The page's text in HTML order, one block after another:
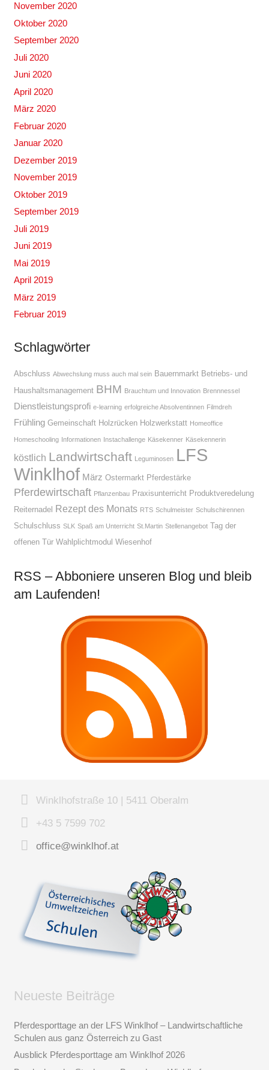
November 2020
Oktober 2020
September 2020
Juli 2020
Juni 2020
April 2020
März 2020
Februar 2020
Januar 2020
Dezember 2019
November 2019
Oktober 2019
September 2019
Juli 2019
Juni 2019
Mai 2019
April 2019
März 2019
Februar 2019
Schlagwörter
Abschluss Abwechslung muss auch mal sein Bauernmarkt Betriebs- und
Haushaltsmanagement BHM Brauchtum und Innovation Brennnessel
Dienstleistungsprofi e-learning erfolgreiche Absolventinnen Filmdreh
Frühling Gemeinschaft Holzrücken Holzwerkstatt Homeoffice
Homeschooling Informationen Instachallenge Käsekenner Käsekennerin
köstlich Landwirtschaft Leguminosen LFS
Winklhof März Ostermarkt Pferdestärke
Pferdewirtschaft Pflanzenbau Praxisunterricht Produktveredelung
Reiternadel Rezept des Monats RTS Schulmeister Schulschirennen
Schulschluss SLK Spaß am Unterricht St.Martin Stellenangebot Tag der
offenen Tür Wahlplichtmodul Wiesenhof
RSS – Abboniere unseren Blog und bleib
am Laufenden!
Winklhofstraße 10 | 5411 Oberalm
+43 5 7599 702
office@winklhof.at
Neueste Beiträge
Pferdesporttage an der LFS Winklhof – Landwirtschaftliche
Schulen aus ganz Österreich zu Gast
Ausblick Pferdesporttage am Winklhof 2026